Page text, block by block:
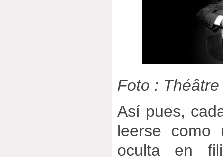
Foto :
Así pues,
leerse como
oculta en